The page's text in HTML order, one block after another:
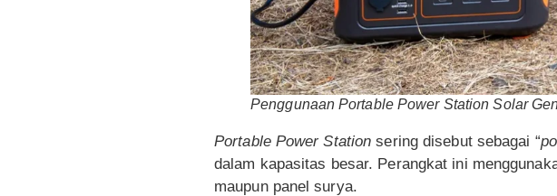
Penggunaan Portable Power Station Solar
Portable Power Station sering disebut sebagai “
dalam kapasitas besar. Perangkat ini
maupun panel surya.